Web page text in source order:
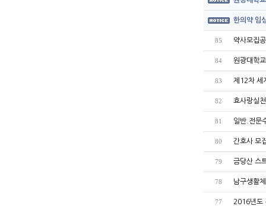
한의약 임
85 약사모집
84 원광대학
83 제12차 세
82 효사랑실
81 일반.전문
80 간호사 모
79 금당산 스
78 남구생활
77 2016년도